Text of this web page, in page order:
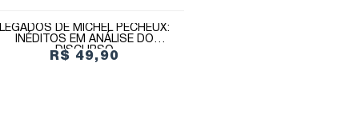
LEGADOS DE MICHEL PÊCHEUX:
INÉDITOS EM ANÁLISE DO
DISCURSO
R$ 49,90